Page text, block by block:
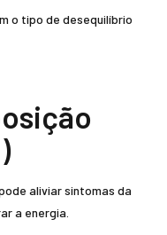
o tipo de desequilíbrio
aliviar sintomas da
a energia.